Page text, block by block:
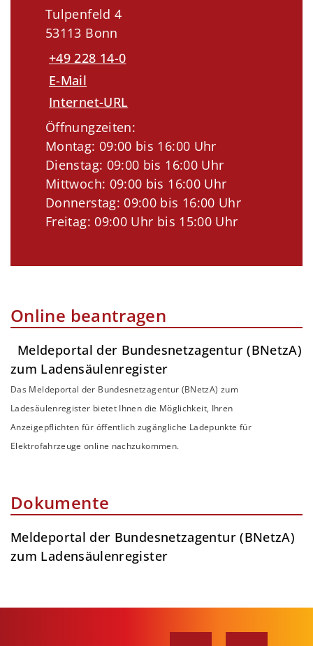
Tulpenfeld 4
53113 Bonn
+49 228 14-0
E-Mail
Internet-URL
Öffnungzeiten:
Montag: 09:00 bis 16:00 Uhr
Dienstag: 09:00 bis 16:00 Uhr
Mittwoch: 09:00 bis 16:00 Uhr
Donnerstag: 09:00 bis 16:00 Uhr
Freitag: 09:00 Uhr bis 15:00 Uhr
Online beantragen
Meldeportal der Bundesnetzagentur (BNetzA)
zum Ladensäulenregister
Das Meldeportal der Bundesnetzagentur (BNetzA) zum
Ladesäulenregister bietet Ihnen die Möglichkeit, Ihren
Anzeigepflichten für öffentlich zugängliche Ladepunkte für
Elektrofahrzeuge online nachzukommen.
Dokumente
Meldeportal der Bundesnetzagentur (BNetzA)
zum Ladensäulenregister